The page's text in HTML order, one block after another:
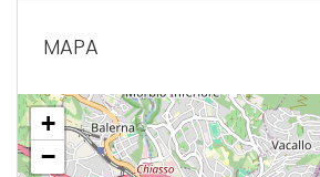
MAPA
+
−